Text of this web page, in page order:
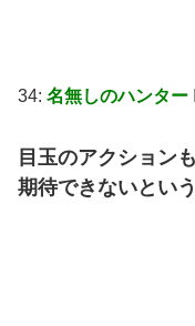
34: 名無しのハンター
目玉のアクション
期待できないという